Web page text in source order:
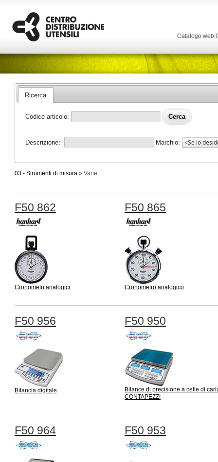
Catalogo web
Ricerca
Codice articolo:
Descrizione: Marchio:
03 - Strumenti di misura » Varie
F50 862
Cronometri analogici
F50 865
Cronometro analogico
F50 956
Bilancia digitale
F50 950
Bilance di precisione a celle di
CONTAPEZZI
F50 964 F50 953